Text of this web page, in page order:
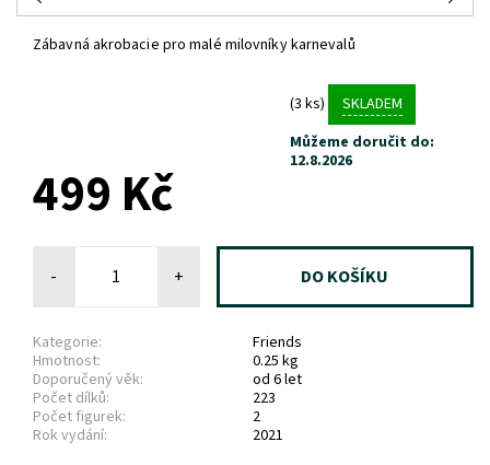
Zábavná akrobacie pro malé milovníky karnevalů
(3 ks)
SKLADEM
Můžeme doručit do:
12.8.2026
499 Kč
- +
Kategorie:
Friends
Hmotnost:
0.25 kg
Doporučený věk:
od 6 let
Počet dílků:
223
Počet figurek:
2
Rok vydání:
2021